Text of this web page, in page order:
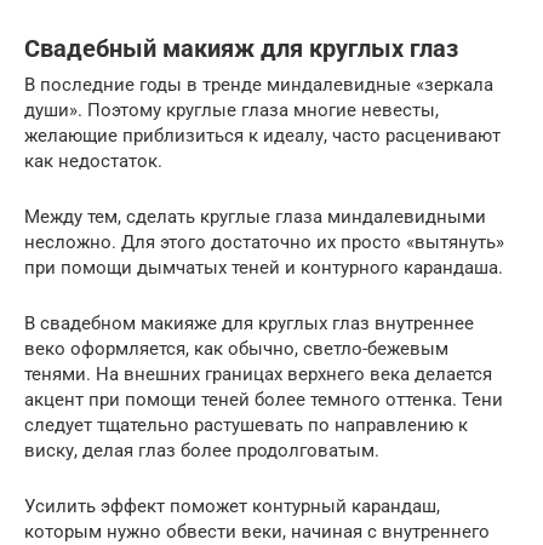
Свадебный макияж для круглых глаз
В последние годы в тренде миндалевидные «зеркала
души». Поэтому круглые глаза многие невесты,
желающие приблизиться к идеалу, часто расценивают
как недостаток.
Между тем, сделать круглые глаза миндалевидными
несложно. Для этого достаточно их просто «вытянуть»
при помощи дымчатых теней и контурного карандаша.
В свадебном макияже для круглых глаз внутреннее
веко оформляется, как обычно, светло-бежевым
тенями. На внешних границах верхнего века делается
акцент при помощи теней более темного оттенка. Тени
следует тщательно растушевать по направлению к
виску, делая глаз более продолговатым.
Усилить эффект поможет контурный карандаш,
которым нужно обвести веки, начиная с внутреннего